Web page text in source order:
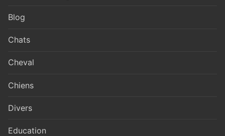
Blog
Chats
Cheval
Chiens
Divers
Education